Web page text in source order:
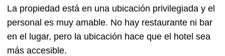
La propiedad está en una ubicación privilegiada y el
personal es muy amable. No hay restaurante ni bar
en el lugar, pero la ubicación hace que el hotel sea
más accesible.